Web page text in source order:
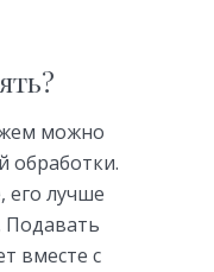
можно
обработки.
его лучше
Подавать
вместе с